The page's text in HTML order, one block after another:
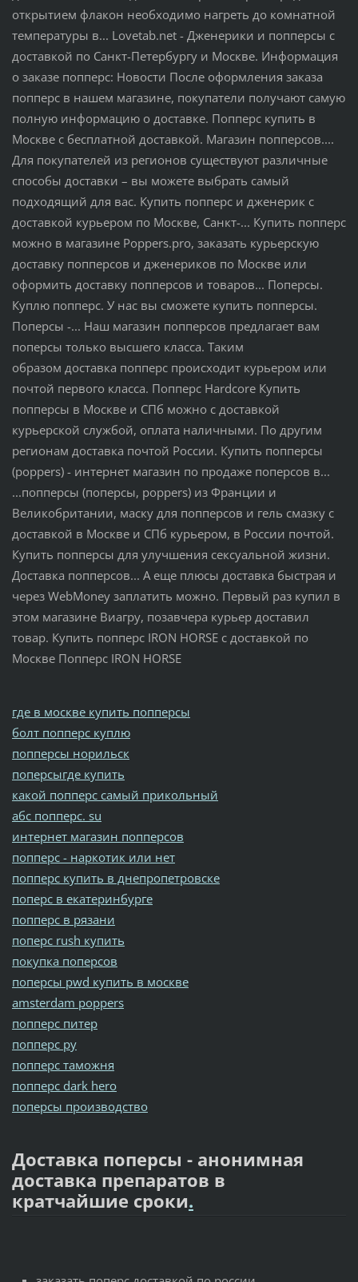
открытием флакон необходимо нагреть до комнатной
температуры в... Lovetab.net - Дженерики и попперсы с
доставкой по Санкт-Петербургу и Москве. Информация
о заказе попперс: Новости После оформления заказа
попперс в нашем магазине, покупатели получают самую
полную информацию о доставке. Попперс купить в
Москве с бесплатной доставкой. Магазин попперсов....
Для покупателей из регионов существуют различные
способы доставки – вы можете выбрать самый
подходящий для вас. Купить попперс и дженерик с
доставкой курьером по Москве, Санкт-... Купить попперс
можно в магазине Poppers.pro, заказать курьерскую
доставку попперсов и дженериков по Москве или
оформить доставку попперсов и товаров... Поперсы.
Куплю попперс. У нас вы сможете купить попперсы.
Поперсы -... Наш магазин попперсов предлагает вам
поперсы только высшего класса. Таким
образом доставка попперс происходит курьером или
почтой первого класса. Попперс Hardcore Купить
попперсы в Москве и СПб можно с доставкой
курьерской службой, оплата наличными. По другим
регионам доставка почтой России. Купить попперсы
(poppers) - интернет магазин по продаже поперсов в...
...попперсы (поперсы, poppers) из Франции и
Великобритании, маску для попперсов и гель смазку с
доставкой в Москве и СПб курьером, в России почтой.
Купить попперсы для улучшения сексуальной жизни.
Доставка попперсов... А еще плюсы доставка быстрая и
через WebMoney заплатить можно. Первый раз купил в
этом магазине Виагру, позавчера курьер доставил
товар. Купить попперс IRON HORSE с доставкой по
Москве Попперс IRON HORSE
где в москве купить попперсы
болт попперс куплю
попперсы норильск
поперсыгде купить
какой попперс самый прикольный
абс попперс. su
интернет магазин попперсов
попперс - наркотик или нет
попперс купить в днепропетровске
поперс в екатеринбурге
попперс в рязани
поперс rush купить
покупка поперсов
поперсы pwd купить в москве
amsterdam poppers
попперс питер
попперс ру
попперс таможня
попперс dark hero
поперсы производство
Доставка поперсы - анонимная
доставка препаратов в
кратчайшие сроки.